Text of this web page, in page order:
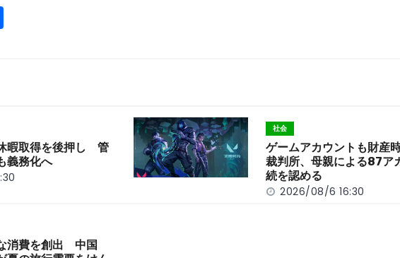
暇取得を後押し 管
義務化へ
社会
ゲームアカウントも財産
裁判所、母親による87ア
続を認める
2026/08/6 16:30
消費を創出 中国